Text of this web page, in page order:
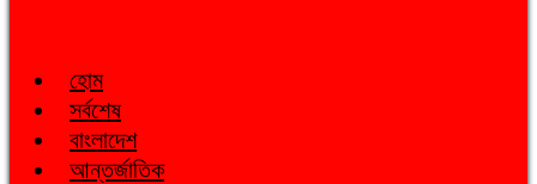
হোম
সর্বশেষ
বাংলাদেশ
আন্তর্জাতিক